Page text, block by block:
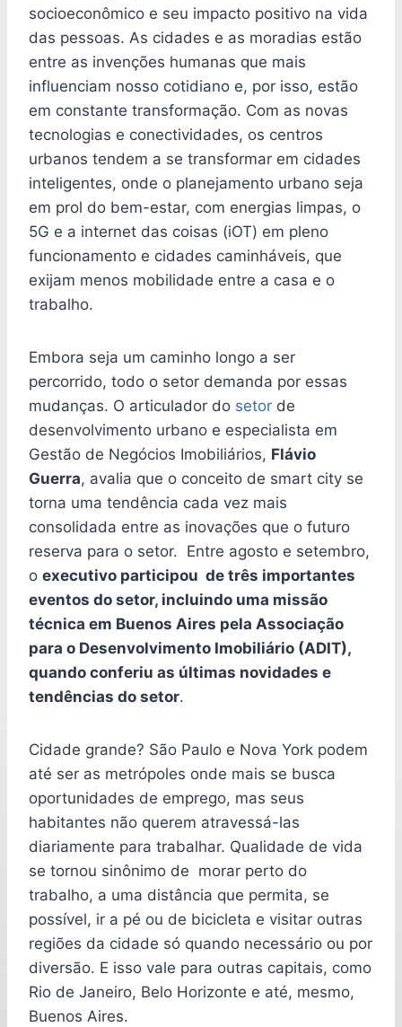
socioeconômico e seu impacto positivo na vida
das pessoas. As cidades e as moradias estão
entre as invenções humanas que mais
influenciam nosso cotidiano e, por isso, estão
em constante transformação. Com as novas
tecnologias e conectividades, os centros
urbanos tendem a se transformar em cidades
inteligentes, onde o planejamento urbano seja
em prol do bem-estar, com energias limpas, o
5G e a internet das coisas (iOT) em pleno
funcionamento e cidades caminháveis, que
exijam menos mobilidade entre a casa e o
trabalho.
Embora seja um caminho longo a ser
percorrido, todo o setor demanda por essas
mudanças. O articulador do setor de
desenvolvimento urbano e especialista em
Gestão de Negócios Imobiliários, Flávio
Guerra, avalia que o conceito de smart city se
torna uma tendência cada vez mais
consolidada entre as inovações que o futuro
reserva para o setor. Entre agosto e setembro,
o executivo participou de três importantes
eventos do setor, incluindo uma missão
técnica em Buenos Aires pela Associação
para o Desenvolvimento Imobiliário (ADIT),
quando conferiu as últimas novidades e
tendências do setor.
Cidade grande? São Paulo e Nova York podem
até ser as metrópoles onde mais se busca
oportunidades de emprego, mas seus
habitantes não querem atravessá-las
diariamente para trabalhar. Qualidade de vida
se tornou sinônimo de morar perto do
trabalho, a uma distância que permita, se
possível, ir a pé ou de bicicleta e visitar outras
regiões da cidade só quando necessário ou por
diversão. E isso vale para outras capitais, como
Rio de Janeiro, Belo Horizonte e até, mesmo,
Buenos Aires.